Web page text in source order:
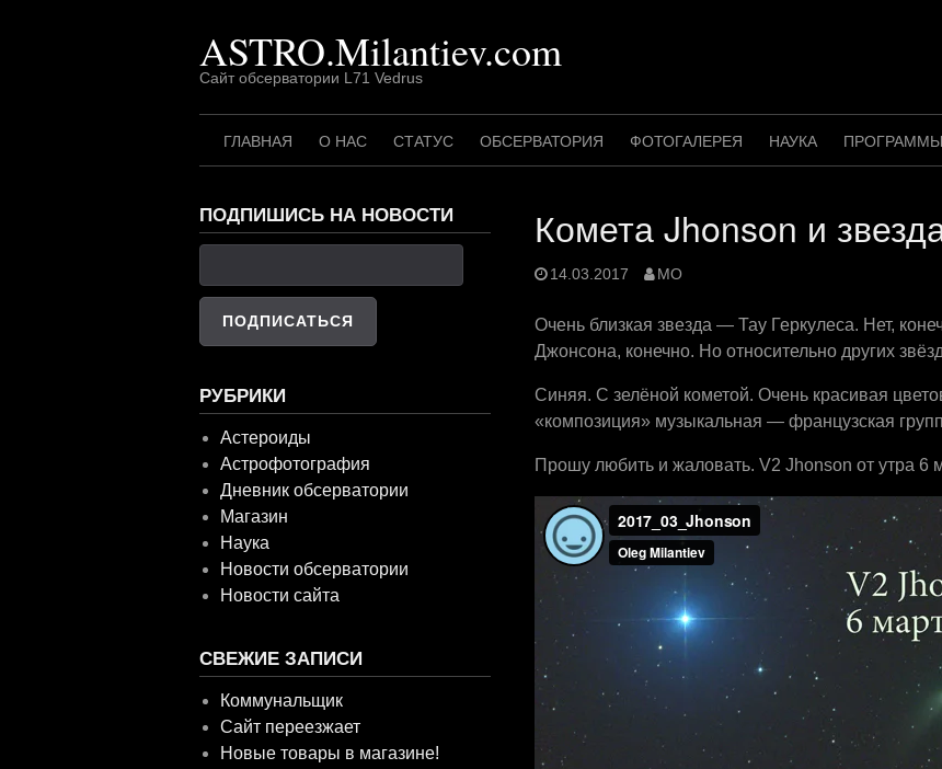
ASTRO.Milantiev.com
Сайт обсерватории L71 Vedrus
ГЛАВНАЯ О НАС СТАТУС ОБСЕРВАТОРИЯ ФОТОГАЛЕРЕЯ НАУКА ПРОГРАММЫ
Комета Jhonson и
14.03.2017 MO
Очень близкая звезда — Тау Геркулеса. Нет,
Джонсона, конечно. Но относительно других
Синяя. С зелёной кометой. Очень красивая
«композиция» музыкальная — французская
Прошу любить и жаловать. V2 Jhonson от утра 6
ПОДПИШИСЬ НА НОВОСТИ
РУБРИКИ
Астероиды
Астрофотография
Дневник обсерватории
Магазин
Наука
Новости обсерватории
Новости сайта
СВЕЖИЕ ЗАПИСИ
Коммунальщик
Сайт переезжает
Новые товары в магазине!